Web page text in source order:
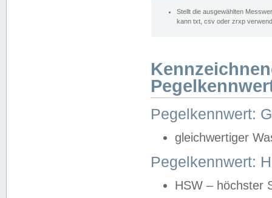
Stellt die ausgewählten
kann txt, csv oder zrxp
Pegelkennwert:
gleichwertiger
Pegelkennwert:
HSW – höchster